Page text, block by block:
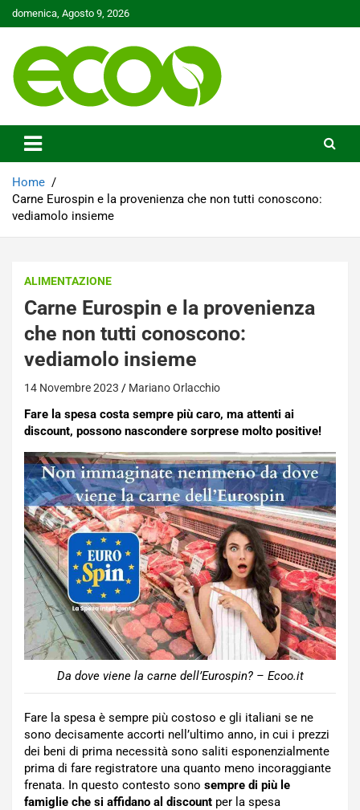
Skip
to
domenica, Agosto 9, 2026
Ecoo.it
Home
Carne Eurospin e la provenienza che non tutti conoscono:
vediamolo insieme
ALIMENTAZIONE
Carne Eurospin e la provenienza
che non tutti conoscono:
vediamolo insieme
14 Novembre 2023 Mariano Orlacchio
Fare la spesa costa sempre più caro, ma attenti ai
discount, possono nascondere sorprese molto positive!
Da dove viene la carne dell’Eurospin? – Ecoo.it
Fare la spesa è sempre più costoso e gli italiani se ne
sono decisamente accorti nell’ultimo anno, in cui i prezzi
dei beni di prima necessità sono saliti esponenzialmente
prima di fare registratore una quanto meno incoraggiante
frenata. In questo contesto sono sempre di più le
famiglie che si affidano al discount per la spesa